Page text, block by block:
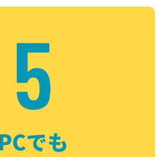
5
PCでも